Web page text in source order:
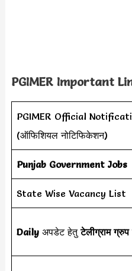
PGIMER Important
PGIMER Official
(ऑफिशियल नोटिफिकेशन)
Punjab Government Jobs
State Wise Vacancy List
Daily अपडेट हेतुटेलीग्राम ग्रुप